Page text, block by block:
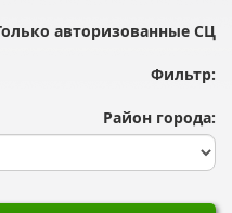
авторизованные СЦ
Фильтр:
Район города: